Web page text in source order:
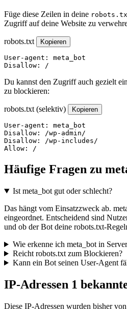
Füge diese Zeilen in deine
Zugriff auf deine Website zu
robots.txt Kopieren
User-agent: meta_bot
Disallow: /
Du kannst den Zugriff auch gezielt
zu blockieren:
robots.txt (selektiv) Kopieren
User-agent: meta_bot
Disallow: /wp-admin/
Disallow: /wp-includes/
Allow: /
Häufige Fragen zu
Ist meta_bot gut oder schlecht?
Das hängt vom Einsatzzweck ab.
eingeordnet. Entscheidend sind
und ob der Bot deine robots.txt-
Wie erkenne ich meta_bot in
Reicht robots.txt zum Blockieren?
Kann ein Bot seinen User-Agent
IP-Adressen 1
Diese IP-Adressen wurden bisher